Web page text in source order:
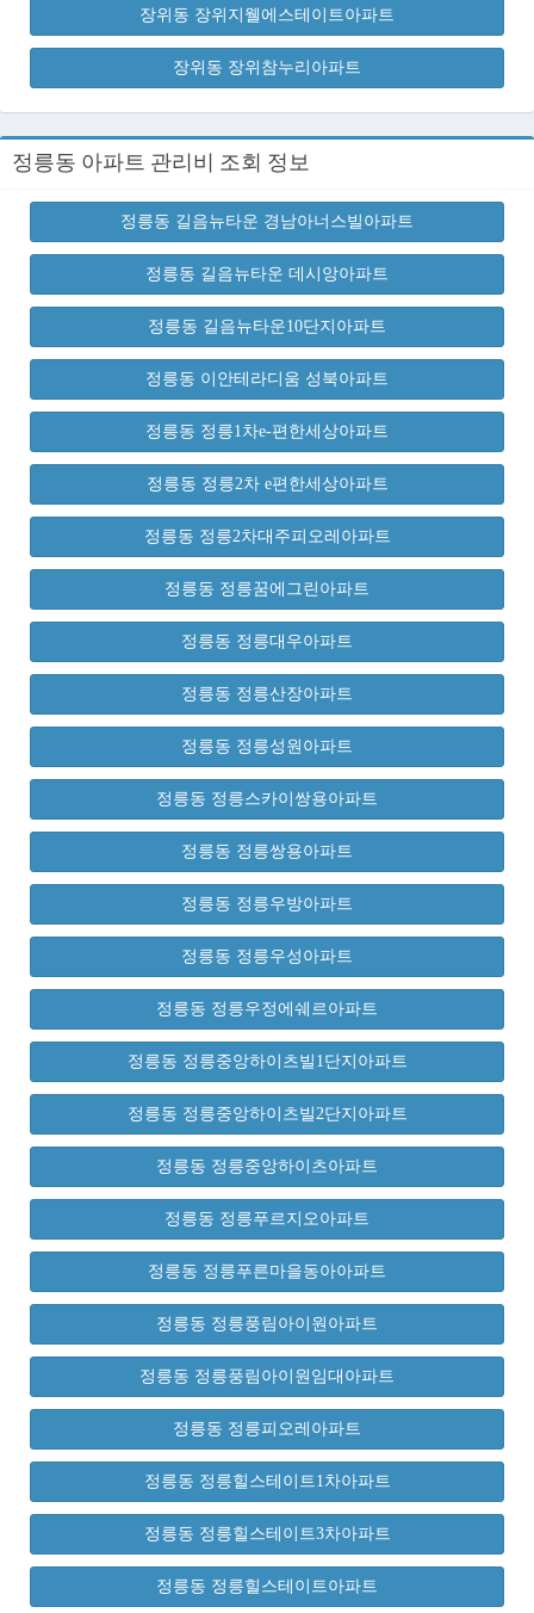
장위동 장위지웰에스테이트아파트
장위동 장위참누리아파트
정릉동 아파트 관리비 조회 정보
정릉동 길음뉴타운 경남아너스빌아파트
정릉동 길음뉴타운 데시앙아파트
정릉동 길음뉴타운10단지아파트
정릉동 이안테라디움 성북아파트
정릉동 정릉1차e-편한세상아파트
정릉동 정릉2차 e편한세상아파트
정릉동 정릉2차대주피오레아파트
정릉동 정릉꿈에그린아파트
정릉동 정릉대우아파트
정릉동 정릉산장아파트
정릉동 정릉성원아파트
정릉동 정릉스카이쌍용아파트
정릉동 정릉쌍용아파트
정릉동 정릉우방아파트
정릉동 정릉우성아파트
정릉동 정릉우정에쉐르아파트
정릉동 정릉중앙하이츠빌1단지아파트
정릉동 정릉중앙하이츠빌2단지아파트
정릉동 정릉중앙하이츠아파트
정릉동 정릉푸르지오아파트
정릉동 정릉푸른마을동아아파트
정릉동 정릉풍림아이원아파트
정릉동 정릉풍림아이원임대아파트
정릉동 정릉피오레아파트
정릉동 정릉힐스테이트1차아파트
정릉동 정릉힐스테이트3차아파트
정릉동 정릉힐스테이트아파트